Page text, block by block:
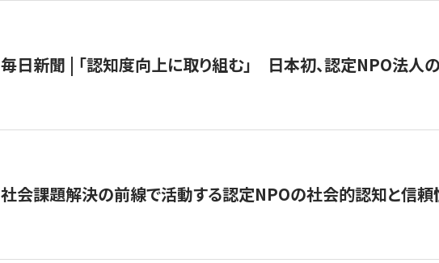
毎日新聞 | 「認知度向上に取り組む」 日本初、認定NPO法人
社会課題解決の前線で活動する認定NPOの社会的認知と信頼